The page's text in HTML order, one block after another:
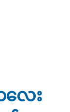
လေး